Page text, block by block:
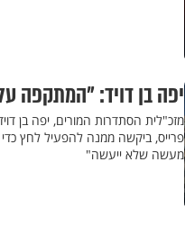
יפה בן דויד: "המתקפה
מזכ"לית הסתדרות המורים, יפה בן
פרייס, ביקשה ממנה להפעיל לחץ
מעשה שלא ייעשה"